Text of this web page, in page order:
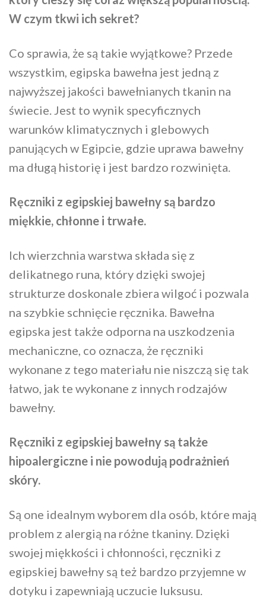
W czym tkwi ich sekret?
Co sprawia, że są takie wyjątkowe? Przede
wszystkim, egipska bawełna jest jedną z
najwyższej jakości bawełnianych tkanin na
świecie. Jest to wynik specyficznych
warunków klimatycznych i glebowych
panujących w Egipcie, gdzie uprawa bawełny
ma długą historię i jest bardzo rozwinięta.
Ręczniki z egipskiej bawełny są bardzo
miękkie, chłonne i trwałe.
Ich wierzchnia warstwa składa się z
delikatnego runa, który dzięki swojej
strukturze doskonale zbiera wilgoć i pozwala
na szybkie schnięcie ręcznika. Bawełna
egipska jest także odporna na uszkodzenia
mechaniczne, co oznacza, że ręczniki
wykonane z tego materiału nie niszczą się tak
łatwo, jak te wykonane z innych rodzajów
bawełny.
Ręczniki z egipskiej bawełny są także
hipoalergiczne i nie powodują podrażnień
skóry.
Są one idealnym wyborem dla osób, które mają
problem z alergią na różne tkaniny. Dzięki
swojej miękkości i chłonności, ręczniki z
egipskiej bawełny są też bardzo przyjemne w
dotyku i zapewniają uczucie luksusu.